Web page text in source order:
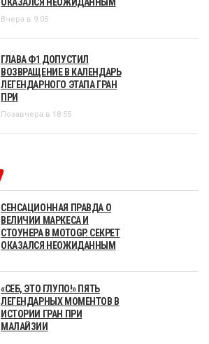
Вчера в 9:05
ГЛАВА Ф1 ДОПУСТИЛ
ВОЗВРАЩЕНИЕ В КАЛЕНДАРЬ
ЛЕГЕНДАРНОГО ЭТАПА ГРАН
ПРИ
Позавчера в 18:55
СЕНСАЦИОННАЯ ПРАВДА О
ВЕЛИЧИИ МАРКЕСА И
СТОУНЕРА В MOTOGP. СЕКРЕТ
ОКАЗАЛСЯ НЕОЖИДАННЫМ
«СЕБ, ЭТО ГЛУПО!» ПЯТЬ
ЛЕГЕНДАРНЫХ МОМЕНТОВ В
ИСТОРИИ ГРАН ПРИ
МАЛАЙЗИИ